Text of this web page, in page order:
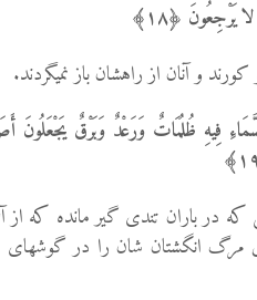
﴿١٨﴾
فِیهِ ظُلُمَاتٌ وَرَعْدٌ وَبَرْقٌ یَجْعَلُونَ
انگشتان شان را در گوش­های